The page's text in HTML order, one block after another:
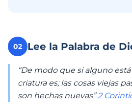
02 Lee la Palabra de
“De modo que si alguno
criatura es; las cosas viejas
son hechas nuevas”2